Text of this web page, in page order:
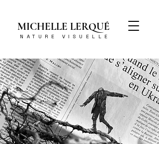
MICHELLE LERQUÉ
NATURE VISUELLE